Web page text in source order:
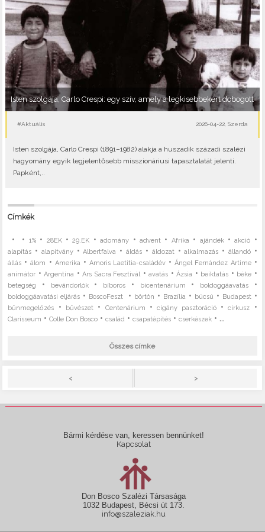
Isten szolgája, Carlo Crespi: egy szív, amely a legkisebbekért dobogott
#Aktuális 2026-04-22, Szerda
Isten szolgája, Carlo Crespi (1891–1982) alakja a huszadik századi szalézi
hagyomány egyik legjelentősebb misszionáriusi tapasztalatát jelenti.
Papként,..
Címkék
• • 1%• 28EK•29.EK •adomány •advent • Afrika • ajándék•akció •
alapítás • alapítvány•Albertfalva •áldás • áldozat •alkalmazás • állandó•
állás •álom • Amerika • Amoris Laetitia-családév •Ángel Fernández Artime•
animátor •Argentína •Ars Sacra Fesztivál •avatás •Ázsia • beiktatás • béke •
betegség • bevándorlók• bíboros • bicentenárium • boldoggáavatás•
boldoggáavatási eljárás • BoscoFeszt • börtön • Brazília • búcsú • Budapest •
bűnmegelőzés • bűvészet • Centenárium •cigány pasztoráció•cirkusz •
Clarisseum •Colle Don Bosco •család •csapatépítés •cserkészek • ...
Összes címke
< >
Bármi kérdése van, keressen bennünket!
Kapcsolat
Don Bosco Szalézi Társasága
1032 Budapest, Bécsi út 173.
info@szaleziak.hu